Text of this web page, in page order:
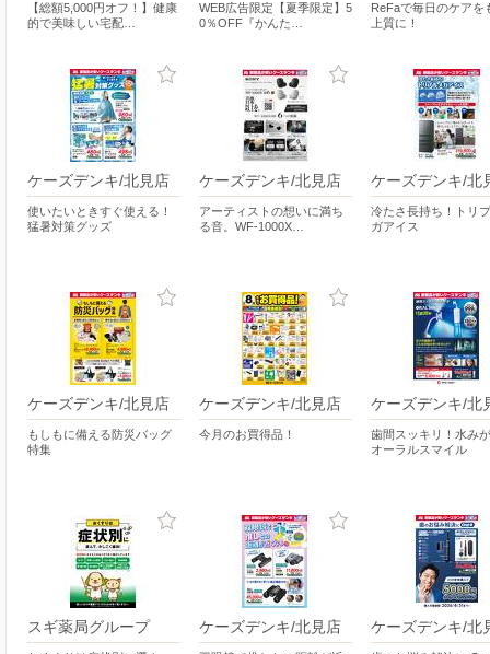
【総額5,000円オフ！】健康
的で美味しい宅配…
WEB広告限定【夏季限定】5
0％OFF『かんた…
ReFaで毎日のケアを
上質に！
ケーズデンキ/北見店
使いたいときすぐ使える！
猛暑対策グッズ
ケーズデンキ/北見店
アーティストの想いに満ち
る音。WF-1000X…
ケーズデンキ/北
冷たさ長持ち！トリ
ガアイス
ケーズデンキ/北見店
もしもに備える防災バッグ
特集
ケーズデンキ/北見店
今月のお買得品！
ケーズデンキ/北
歯間スッキリ！水
オーラルスマイル
スギ薬局グループ ケーズデンキ/北見店 ケーズデンキ/北